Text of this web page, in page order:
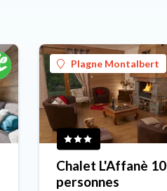
Plagne Montalbert
Chalet L'Affanè 10
personnes